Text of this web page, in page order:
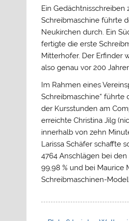
Ein Gedächtnisschreiben
Schreibmaschine führte
Neukirchen durch. Ein
fertigte die erste
Mitterhofer. Der Erfinder
also genau vor 200
Im Rahmen eines
Schreibmaschine“
der Kursstunden am
erreichte Christina Jilg
innerhalb von zehn
Larissa Schäfer schaffte
4764 Anschlägen bei
99,98 % und bei Maurice
Schreibmaschinen-